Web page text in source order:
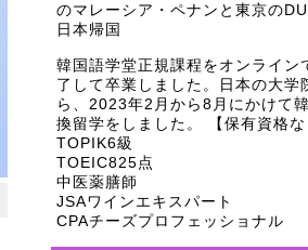
のマレーシア・ペナンと東京の
日本帰国
韓国語学堂正規課程をオンライン
了して卒業しました。日本の大学
ら、2023年2月から8月にかけて
換留学をしました。 【保有資格な
TOPIK6級
TOEIC825点
中医薬膳師
JSAワインエキスパート
CPAチーズプロフェッショナル